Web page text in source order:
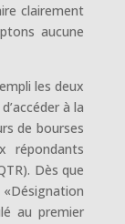
clairement
aucune
les deux
à la
de bourses
répondants
Dès que
au premier